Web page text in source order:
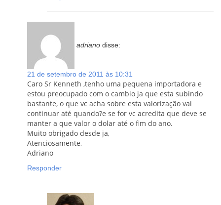
adriano disse:
21 de setembro de 2011 às 10:31
Caro Sr Kenneth ,tenho uma pequena importadora e
estou preocupado com o cambio ja que esta subindo
bastante, o que vc acha sobre esta valorização vai
continuar até quando?e se for vc acredita que deve se
manter a que valor o dolar até o fim do ano.
Muito obrigado desde ja,
Atenciosamente,
Adriano
Responder